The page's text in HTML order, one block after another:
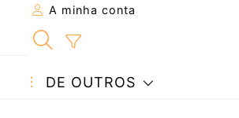
A minha conta
DE OUTROS